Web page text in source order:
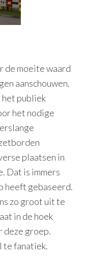
de moeite waard
aanschouwen.
publiek
het nodige
plaatsen in
Dat is immers
heeft gebaseerd.
zo groot uit te
in de hoek
deze groep.
te fanatiek.